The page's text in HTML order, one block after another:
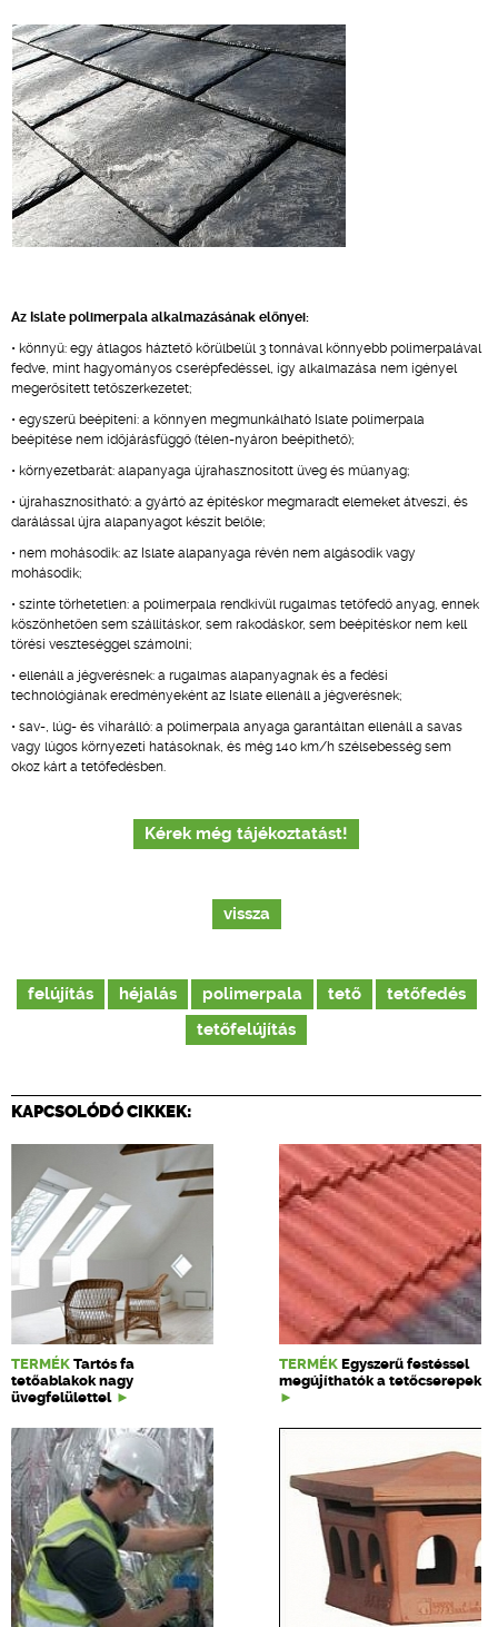
Az Islate polimerpala alkalmazásának előnyei:
• könnyű: egy átlagos háztető körülbelül 3 tonnával könnyebb polimerpalával
fedve, mint hagyományos cserépfedéssel, így alkalmazása nem igényel
megerősített tetőszerkezetet;
• egyszerű beépíteni: a könnyen megmunkálható Islate polimerpala
beépítése nem időjárásfüggő (télen-nyáron beépíthető);
• környezetbarát: alapanyaga újrahasznosított üveg és műanyag;
• újrahasznosítható: a gyártó az építéskor megmaradt elemeket átveszi, és
darálással újra alapanyagot készít belőle;
• nem mohásodik: az Islate alapanyaga révén nem algásodik vagy
mohásodik;
• szinte törhetetlen: a polimerpala rendkívül rugalmas tetőfedő anyag, ennek
köszönhetően sem szállításkor, sem rakodáskor, sem beépítéskor nem kell
törési veszteséggel számolni;
• ellenáll a jégverésnek: a rugalmas alapanyagnak és a fedési
technológiának eredményeként az Islate ellenáll a jégverésnek;
• sav-, lúg- és viharálló: a polimerpala anyaga garantáltan ellenáll a savas
vagy lúgos környezeti hatásoknak, és még 140 km/h szélsebesség sem
okoz kárt a tetőfedésben.
Kérek még tájékoztatást!
vissza
felújítás héjalás polimerpala tető
tetőfedés
tetőfelújítás
KAPCSOLÓDÓ CIKKEK:
TERMÉK Tartós fa
tetőablakok nagy
üvegfelülettel
TERMÉK Egyszerű festéssel
megújíthatók a tetőcserepek